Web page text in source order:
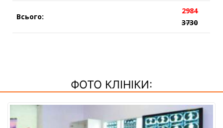
Всього:
2984
3730
ФОТО КЛІНІКИ: